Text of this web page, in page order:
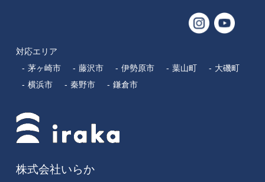
対応エリア
茅ヶ崎市
藤沢市 伊勢原市 葉山町
大磯町
横浜市
秦野市 鎌倉市
株式会社いらか